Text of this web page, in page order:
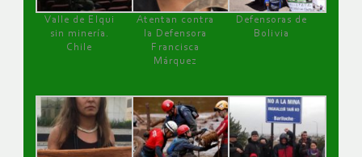
Valle de Elqui
sin minería.
Chile
Atentan contra
la Defensora
Francisca
Márquez
Defensoras de
Bolivia